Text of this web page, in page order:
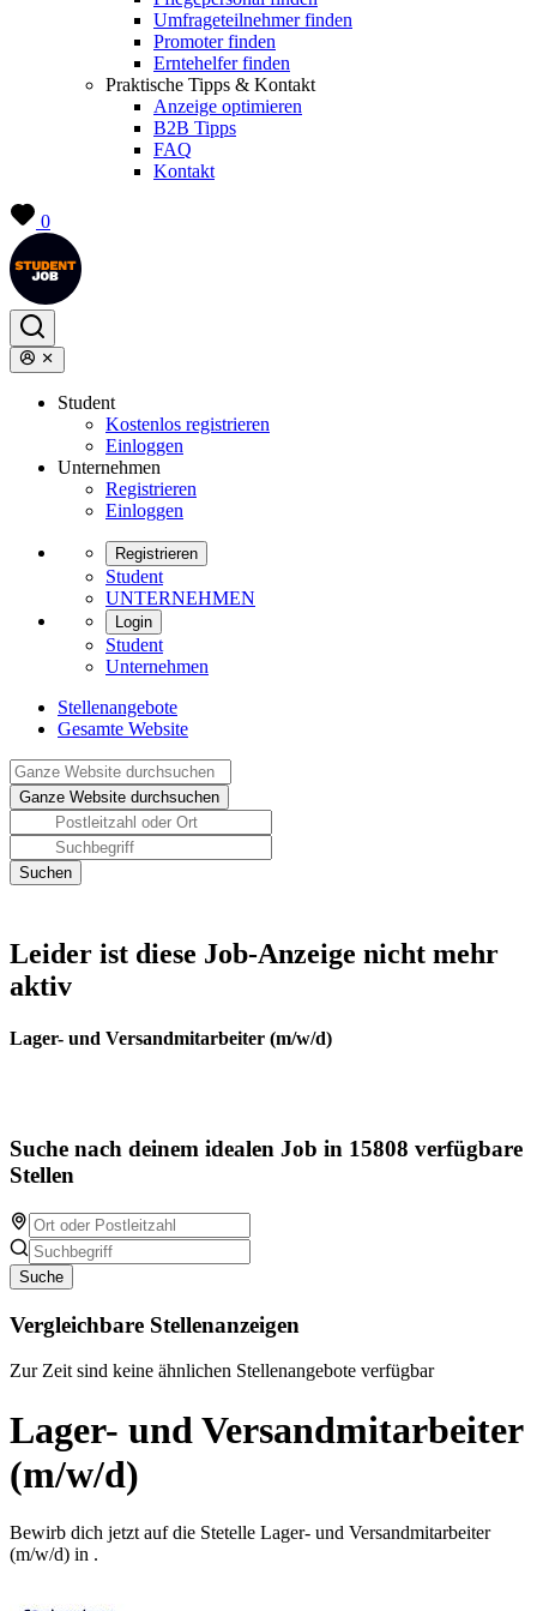
Umfrageteilnehmer finden
Promoter finden
Erntehelfer finden
Praktische Tipps & Kontakt
Anzeige optimieren
B2B Tipps
FAQ
Kontakt
0
Student
Kostenlos registrieren
Einloggen
Unternehmen
Registrieren
Einloggen
Registrieren
Student
UNTERNEHMEN
Login
Student
Unternehmen
Stellenangebote
Gesamte Website
Leider ist diese Job-Anzeige nicht mehr
aktiv
Lager- und Versandmitarbeiter (m/w/d)
Suche nach deinem idealen Job in 15808 verfügbare
Stellen
Suche
Vergleichbare Stellenanzeigen
Zur Zeit sind keine ähnlichen Stellenangebote verfügbar
Lager- und Versandmitarbeiter
(m/w/d)
Bewirb dich jetzt auf die Stetelle Lager- und Versandmitarbeiter
(m/w/d) in .